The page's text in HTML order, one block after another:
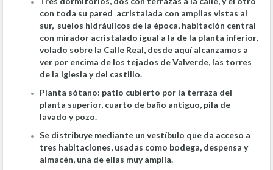
con toda su pared acristalada con amplias vistas al
sur, suelos hidráulicos de la época, habitación central
con mirador acristalado igual a la de la planta inferior,
volado sobre la Calle Real, desde aquí alcanzamos a
ver por encima de los tejados de Valverde, las torres
de la iglesia y del castillo.
Planta sótano: patio cubierto por la terraza del
planta superior, cuarto de baño antiguo, pila de
lavado y pozo.
Se distribuye mediante un vestíbulo que da acceso a
tres habitaciones, usadas como bodega, despensa y
almacén, una de ellas muy amplia.